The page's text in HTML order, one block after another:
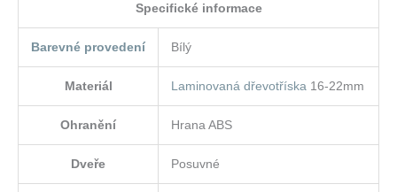
Specifické informace
Barevné provedení Bílý
Materiál Laminovaná dřevotříska 16-22mm
Ohranění Hrana ABS
Dveře Posuvné